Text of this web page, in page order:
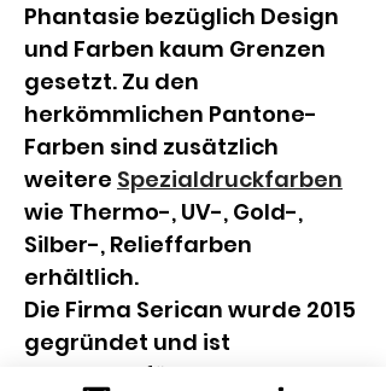
Phantasie bezüglich Design
und Farben kaum Grenzen
gesetzt. Zu den
herkömmlichen Pantone-
Farben sind zusätzlich
weitere Spezialdruckfarben
wie Thermo-, UV-, Gold-,
Silber-, Relieffarben
erhältlich.
Die Firma Serican wurde 2015
gegründet und ist
Inhabergeführt.